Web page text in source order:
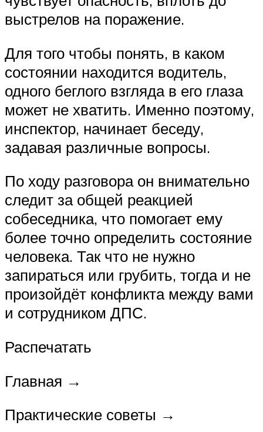
выстрелов на поражение.
Для того чтобы понять, в каком
состоянии находится водитель,
одного беглого взгляда в его глаза
может не хватить. Именно поэтому,
инспектор, начинает беседу,
задавая различные вопросы.
По ходу разговора он внимательно
следит за общей реакцией
собеседника, что помогает ему
более точно определить состояние
человека. Так что не нужно
запираться или грубить, тогда и не
произойдёт конфликта между вами
и сотрудником ДПС.
Распечатать
Главная →
Практические советы →